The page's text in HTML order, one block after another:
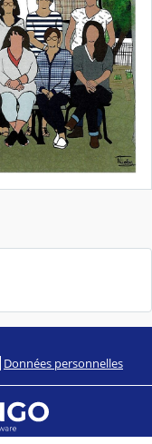
Données personnelles